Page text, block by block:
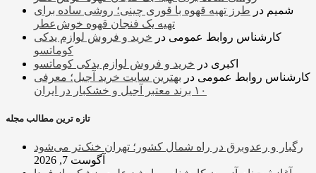
شمیم در طرز تهیه قهوه با قوری چینی؛ روشی ساده برای
تهیه یک فنجان قهوه خوش‌عطر
کارشناس روابط عمومی در خرید و فروش لوازم یدکی
کوماتسو
اکبری در خرید و فروش لوازم یدکی کوماتسو
کارشناس روابط عمومی در بهترین سایت خرید آجیل؛ معرفی
۱۰ برند معتبر آجیل و خشکبار در ایران
تازه ترین مطالب مجله
رگبار و رعدوبرق در راه شمال کشور؛ تهران خنک‌تر می‌شود
آگوست 7, 2026